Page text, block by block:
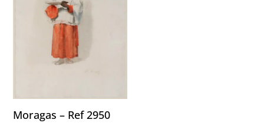
Moragas – Ref 2950